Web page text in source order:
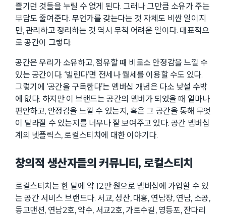
즐기던 것들을 누릴 수 없게 된다. 그러나 그만큼 소유가 주는
부담도 줄여준다. 무언가를 갖는다는 것 자체도 비싼 일이지
만, 관리하고 정리하는 것 역시 무척 어려운 일이다. 대표적으
로 공간이 그렇다.
공간은 우리가 소유하고, 점유할 때 비로소 안정감을 느낄 수
있는 공간이다. ‘빌린다’면 전세나 월세를 이용할 수도 있다.
그렇기에 ‘공간을 구독한다’는 멤버십 개념은 다소 낯설 수밖
에 없다. 하지만 이 브랜드는 공간의 멤버가 되었을 때 얼마나
편안하고, 안정감을 느낄 수 있는지, 혹은 그 공간을 통해 무엇
이 달라질 수 있는지를 너무나 잘 보여주고 있다. 공간 멤버십
계의 넷플릭스, 로컬스티치에 대한 이야기다.
창의적 생산자들의 커뮤니티, 로컬스티치
로컬스티치는 한 달에 약 12만 원으로 멤버십에 가입할 수 있
는 공간 서비스 브랜드다. 서교, 성산, 대흥, 연남장, 연남, 소공,
동교맨션, 연남2호, 약수, 서교2호, 가로수길, 영등포, 잔다리